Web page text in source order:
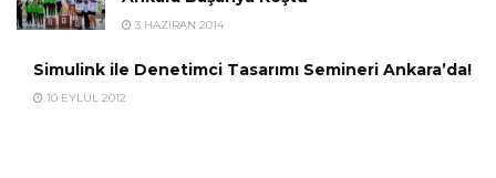
3 HAZIRAN 2014
Simulink ile Denetimci Tasarımı Semineri Ankara’da!
10 EYLÜL 2012